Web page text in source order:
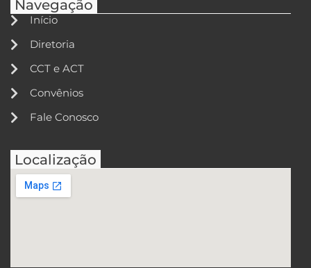
Navegação
Início
Diretoria
CCT e ACT
Convênios
Fale Conosco
Localização